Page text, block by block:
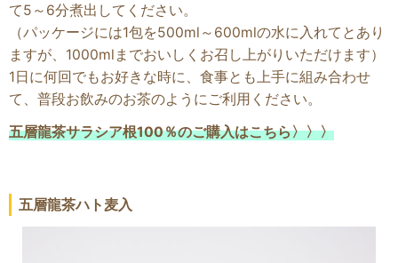
て5～6分煮出してください。
（パッケージには1包を500ml～600mlの水に入れてとあり
ますが、1000mlまでおいしくお召し上がりいただけます）
1日に何回でもお好きな時に、食事とも上手に組み合わせ
て、普段お飲みのお茶のようにご利用ください。
五層龍茶サラシア根100％のご購入はこちら〉〉〉
五層龍茶ハト麦入